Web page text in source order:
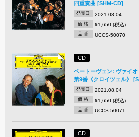
四重奏曲 [SHM-CD]
発売日 2021.08.04
価 格 ¥1,650 (税込)
品 番 UCCS-50070
CD
ベートーヴェン: ヴァイオ
第9番《クロイツェル》
発売日 2021.08.04
価 格 ¥1,650 (税込)
品 番 UCCS-50071
CD